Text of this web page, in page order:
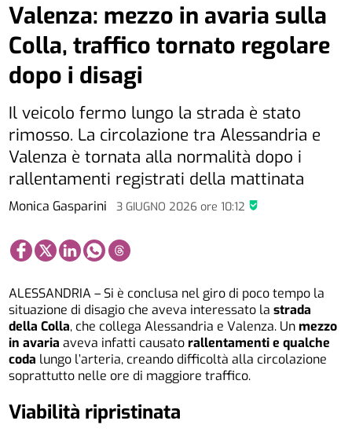
Monica Gasparini 3 GIUGNO 2026ore 10:12
Valenza: mezzo in avaria sulla
Colla, traffico tornato regolare
dopo i disagi
Il veicolo fermo lungo la strada è stato
rimosso. La circolazione tra Alessandria e
Valenza è tornata alla normalità dopo i
rallentamenti registrati della mattinata
ALESSANDRIA – Si è conclusa nel giro di poco tempo la
situazione di disagio che aveva interessato lastrada
della Colla, che collega Alessandria e Valenza. Unmezzo
in avaria aveva infatti causatorallentamenti e qualche
coda lungo l’arteria, creando difficoltà alla circolazione
soprattutto nelle ore di maggiore traffico.
Viabilità ripristinata